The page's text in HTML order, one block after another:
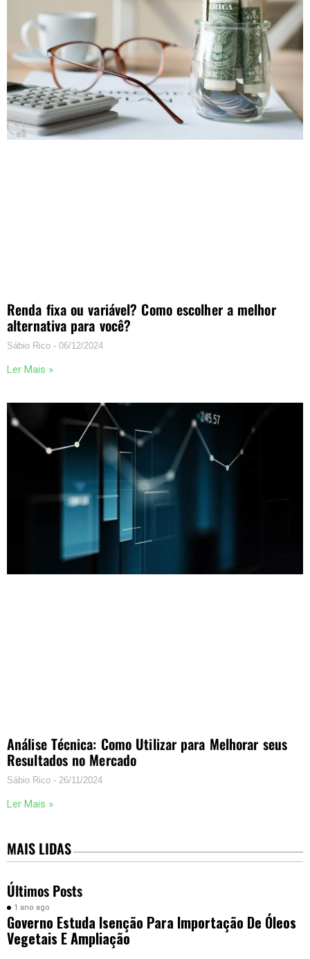
Renda fixa ou variável? Como escolher a melhor
alternativa para você?
Sábio Rico 06/12/2024
Ler Mais »
Análise Técnica: Como Utilizar para Melhorar seus
Resultados no Mercado
Sábio Rico 26/11/2024
Ler Mais »
MAIS LIDAS
Últimos Posts
1 ano ago
Governo Estuda Isenção Para Importação De Óleos
Vegetais E Ampliação